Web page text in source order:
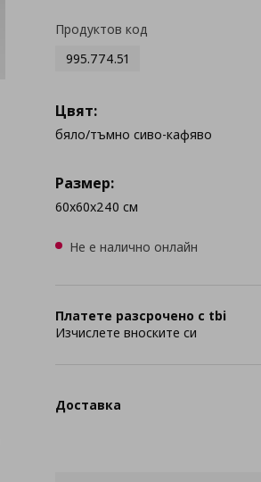
Продуктов код
995.774.51
Цвят:
бяло/тъмно сиво-кафявo
Размер:
60x60x240 см
Не е налично онлайн
Платете разсрочено с tbi
Изчислете вноските си
Доставка